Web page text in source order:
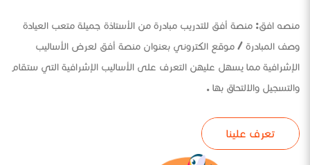
منصه افق: منصة أفق للتدريب مبادرة من الأستاذة جميلة متعب العيادة
وصف المبادرة / موقع الكتروني بعنوان منصة أفق لعرض الأساليب
الإشرافية مما يسهل عليهن التعرف على الأساليب الإشرافية التي ستقام
والتسجيل والالتحاق بها .
تعرف علينا